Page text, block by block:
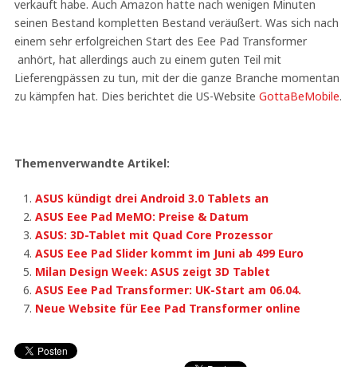
verkauft habe. Auch Amazon hatte nach wenigen Minuten
seinen Bestand kompletten Bestand veräußert. Was sich nach
einem sehr erfolgreichen Start des Eee Pad Transformer
anhört, hat allerdings auch zu einem guten Teil mit
Lieferengpässen zu tun, mit der die ganze Branche momentan
zu kämpfen hat. Dies berichtet die US-Website GottaBeMobile.
Themenverwandte Artikel:
ASUS kündigt drei Android 3.0 Tablets an
ASUS Eee Pad MeMO: Preise & Datum
ASUS: 3D-Tablet mit Quad Core Prozessor
ASUS Eee Pad Slider kommt im Juni ab 499 Euro
Milan Design Week: ASUS zeigt 3D Tablet
ASUS Eee Pad Transformer: UK-Start am 06.04.
Neue Website für Eee Pad Transformer online